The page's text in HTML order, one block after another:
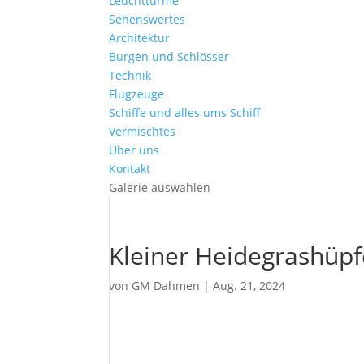
Sehenswertes
Architektur
Burgen und Schlösser
Technik
Flugzeuge
Schiffe und alles ums Schiff
Vermischtes
Über uns
Kontakt
Galerie auswählen
Kleiner
von GM Dahmen |Aug. 21, 2024